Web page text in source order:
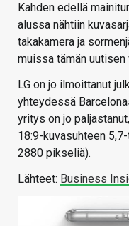
Kahden edellä
alussa nähtiin
takakamera ja
muissa tämän
LG on jo ilmoittanut
yhteydessä
yritys on jo
18:9-kuvasuhteen
2880 pikseliä).
Lähteet: Business